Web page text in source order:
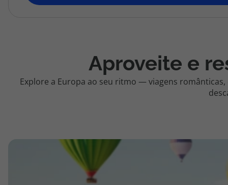
topatlantico@topatlantico.com
Aproveite e
Explore a Europa ao seu ritmo — viagens